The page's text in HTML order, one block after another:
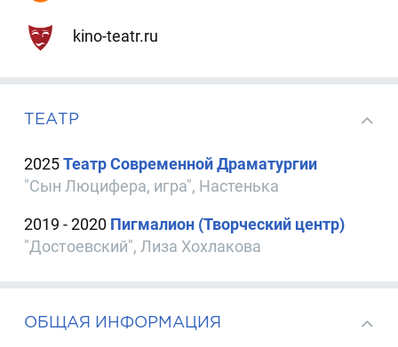
kino-teatr.ru
ТЕАТР
2025Театр Современной Драматургии
"Сын Люцифера, игра", Настенька
2019 - 2020 Пигмалион (Творческий центр)
"Достоевский", Лиза Хохлакова
ОБЩАЯ ИНФОРМАЦИЯ